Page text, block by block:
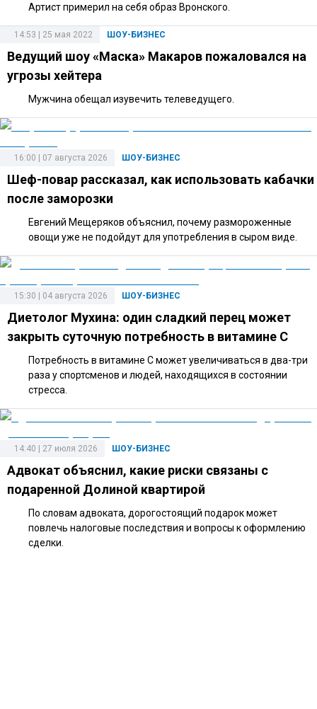
Артист примерил на себя образ Вронского.
ШОУ-БИЗНЕС
14:53 | 25 мая 2022
Ведущий шоу «Маска» Макаров пожаловался на
угрозы хейтера
Мужчина обещал изувечить телеведущего.
ШОУ-БИЗНЕС
16:00 | 07 августа 2026
Шеф-повар рассказал, как использовать кабачки
после заморозки
Евгений Мещеряков объяснил, почему размороженные
овощи уже не подойдут для употребления в сыром виде.
ШОУ-БИЗНЕС
15:30 | 04 августа 2026
Диетолог Мухина: один сладкий перец может
закрыть суточную потребность в витамине C
Потребность в витамине C может увеличиваться в два-три
раза у спортсменов и людей, находящихся в состоянии
стресса.
ШОУ-БИЗНЕС
14:40 | 27 июля 2026
Адвокат объяснил, какие риски связаны с
подаренной Долиной квартирой
По словам адвоката, дорогостоящий подарок может
повлечь налоговые последствия и вопросы к оформлению
сделки.